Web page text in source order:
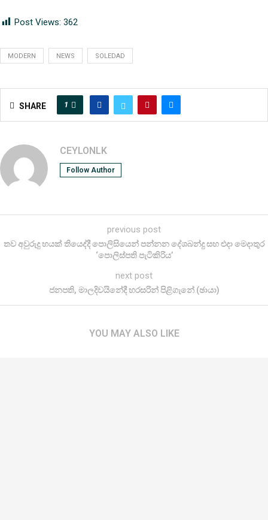
Post Views: 362
MODERN NEWS SOLEDAD
SHARE 1
CEYLONLK
Follow Author
previous post
තව අවුරුදු හයක් තියෙද්දී පොලිසියෙන් පන්නන දේශබන්දු සහ එදා මෙදාතුර
‘පොලිස්පති පැටිකිරිය’
next post
ජනපති, මාලදිවයිනේදී හරසරින් පිළිගැනේ (ඡායා)
YOU MAY ALSO LIKE